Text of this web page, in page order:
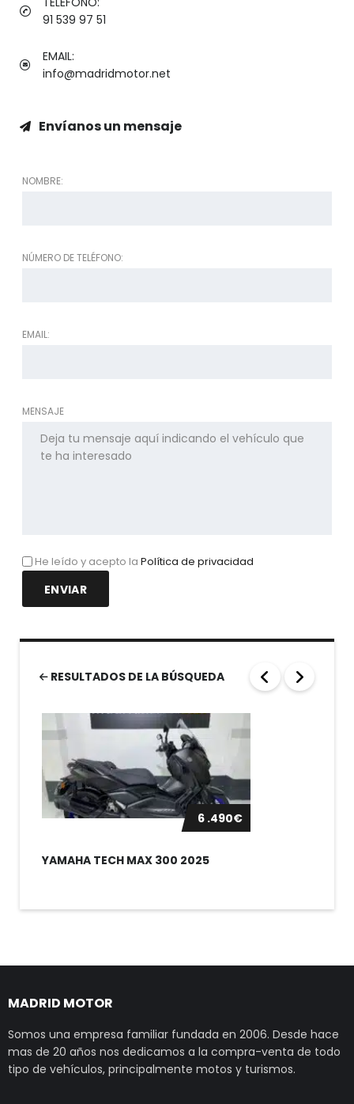
91 539 97 51
EMAIL:
info@madridmotor.net
Envíanos un mensaje
NOMBRE:
NÚMERO DE TELÉFONO:
EMAIL:
MENSAJE
He leído y acepto la Política de privacidad
RESULTADOS DE LA BÚSQUEDA
6 .490€
YAMAHA TECH MAX 300 2025
MADRID MOTOR
Somos una empresa familiar fundada en 2006. Desde hace
mas de 20 años nos dedicamos a la compra-venta de todo
tipo de vehículos, principalmente motos y turismos.